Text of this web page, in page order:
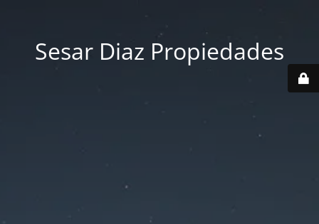
Sesar Diaz Propiedades